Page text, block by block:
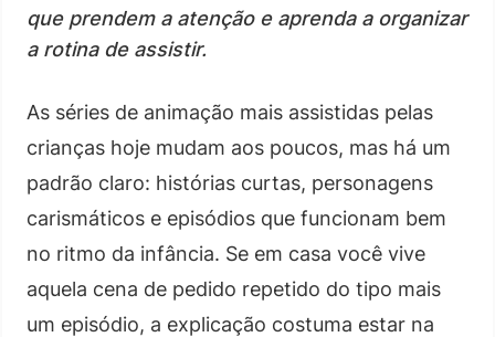
que prendem a atenção e aprenda a organizar
a rotina de assistir.
As séries de animação mais assistidas pelas
crianças hoje mudam aos poucos, mas há um
padrão claro: histórias curtas, personagens
carismáticos e episódios que funcionam bem
no ritmo da infância. Se em casa você vive
aquela cena de pedido repetido do tipo mais
um episódio, a explicação costuma estar na